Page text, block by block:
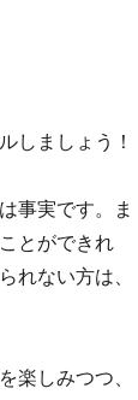
しましょう！
事実です。ま
とができれ
れない方は、
楽しみつつ、